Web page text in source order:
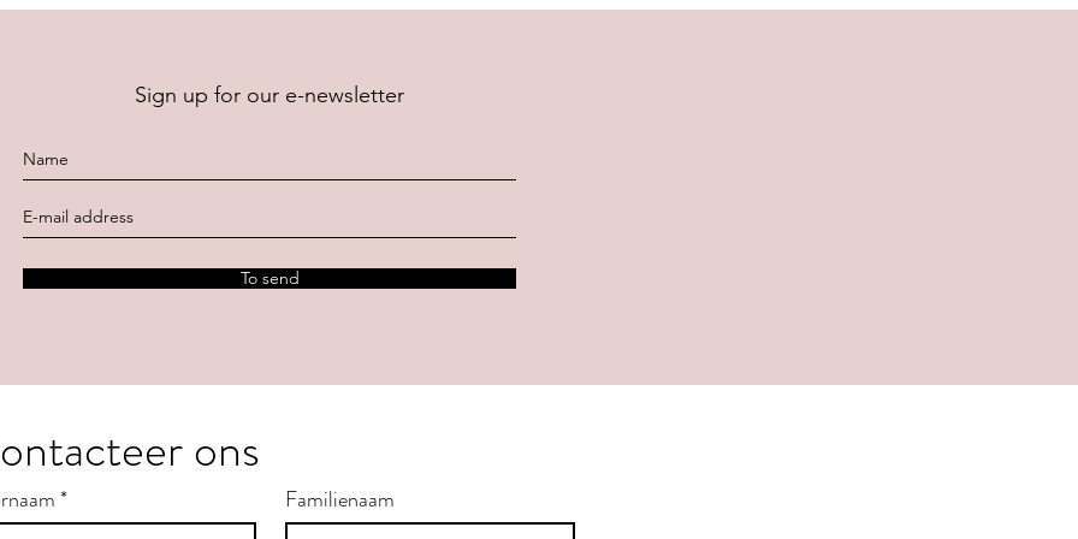
Sign up for our e-newsletter
To send
ons
* Familienaam